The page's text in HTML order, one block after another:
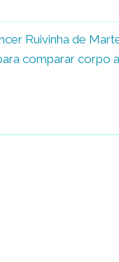
Ruivinha de
comparar corpo